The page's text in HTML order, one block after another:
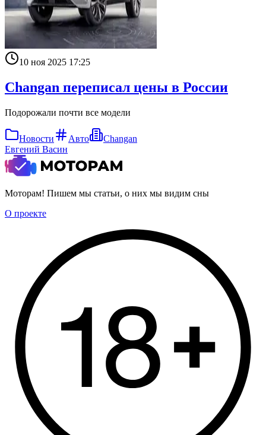
10 ноя 2025 17:25
Changan переписал цены в России
Подорожали почти все модели
Новости Авто
Changan
Евгений Васин
Моторам! Пишем мы статьи, о них мы видим сны
О проекте